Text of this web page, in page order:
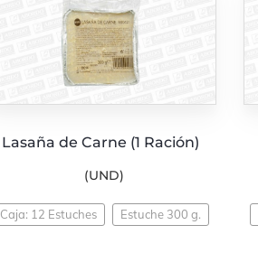
Lasaña de Carne (1 Ración)
(UND)
Caja: 12 Estuches Estuche 300 g.